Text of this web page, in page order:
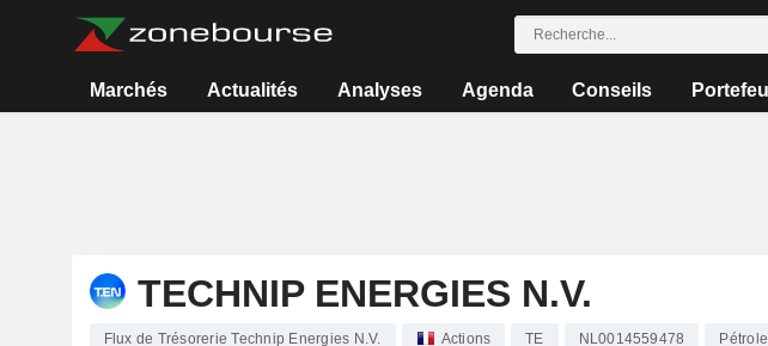
Marchés Actualités Analyses Agenda Conseils
TECHNIP ENERGIES N.V.
Flux de Trésorerie Technip Energies N.V. Actions TE NL0014559478